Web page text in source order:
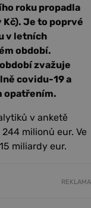
roku propadla
Je to poprvé
v letních
období.
zvažuje
covidu-19 a
opatřením.
v anketě
milionů eur. Ve
miliardy eur.
REKLAMA